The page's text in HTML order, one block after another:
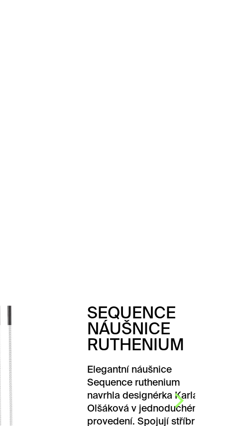
SEQUENCE
NÁUŠNICE
RUTHENIUM
Elegantní náušnice
Sequence ruthenium
navrhla designérka Karla
Olšáková v jednoduchém
provedení. Spojují stříbrnou